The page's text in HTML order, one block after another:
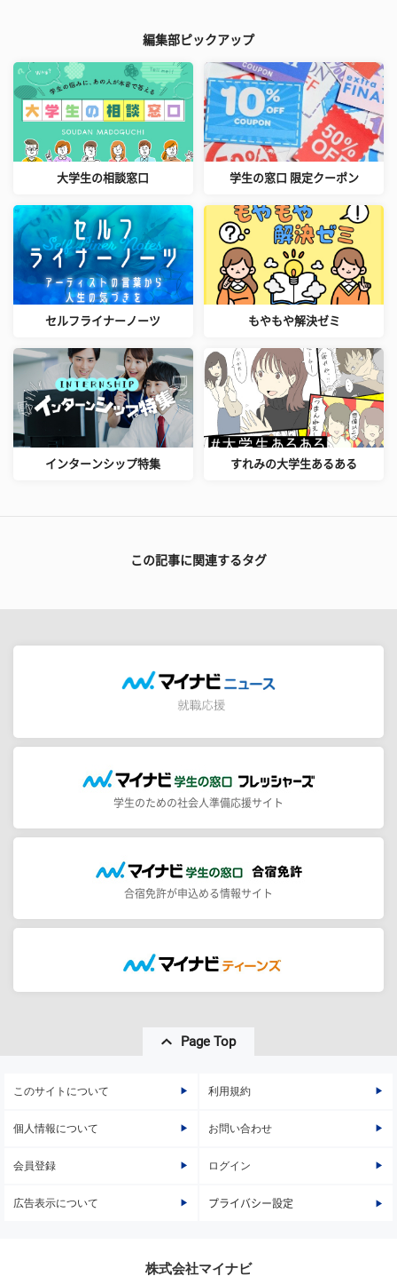
編集部ピックアップ
大学生の相談窓口 学生の窓口 限定クーポン
セルフライナーノーツ もやもや解決ゼミ
インターンシップ特集 すれみの大学生あるある
この記事に関連するタグ
学生のための社会人準備応援サイト
合宿免許が申込める情報サイト
Page Top
このサイトについて 利用規約
個人情報について お問い合わせ
会員登録 ログイン
広告表示について プライバシー設定
株式会社マイナビ